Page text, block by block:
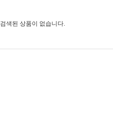
검색된 상품이 없습니다.